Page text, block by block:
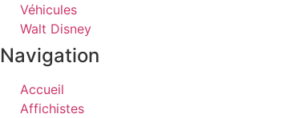
Véhicules
Walt Disney
Navigation
Accueil
Affichistes